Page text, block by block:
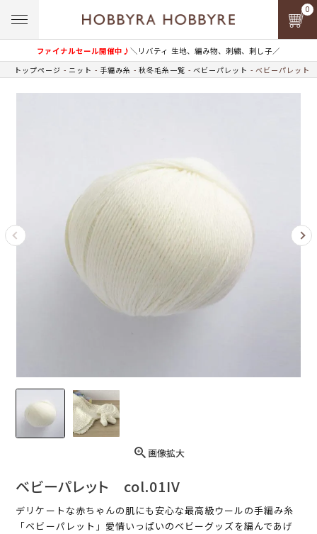
ファイナルセール開催中♪＼リバティ 生地、編み物、刺繍、刺し子／
0
トップページ ニット 手編み糸 秋冬毛糸一覧 ベビーパレット ベビーパレッ
画像拡大
ベビーパレット col.01IV
デリケートな赤ちゃんの肌にも安心な最高級ウールの手編み糸
「ベビーパレット」愛情いっぱいのベビーグッズを編んであげ